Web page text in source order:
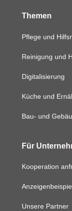
Themen
Pflege und
Reinigung und
Digitalisierung
Küche und
Bau- und
Für
Kooperation
Unsere Partner